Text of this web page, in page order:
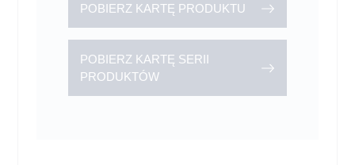
POBIERZ KARTĘ PRODUKTU
POBIERZ KARTĘ SERII
PRODUKTÓW